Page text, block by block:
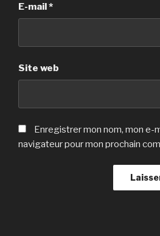
E-mail*
Site web
Enregistrer mon nom, mon e-
navigateur pour mon prochain